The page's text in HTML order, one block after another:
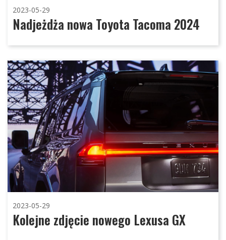
2023-05-29
Nadjeżdża nowa Toyota Tacoma 2024
2023-05-29
Kolejne zdjęcie nowego Lexusa GX